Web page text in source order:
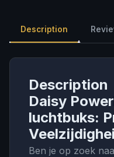
Description
Description
Daisy
luchtbuks:
Ben je op zoek